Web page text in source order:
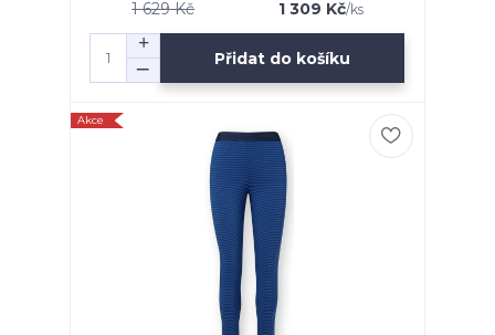
1 629 Kč 1 309 Kč/ks
Přidat do košíku
Akce